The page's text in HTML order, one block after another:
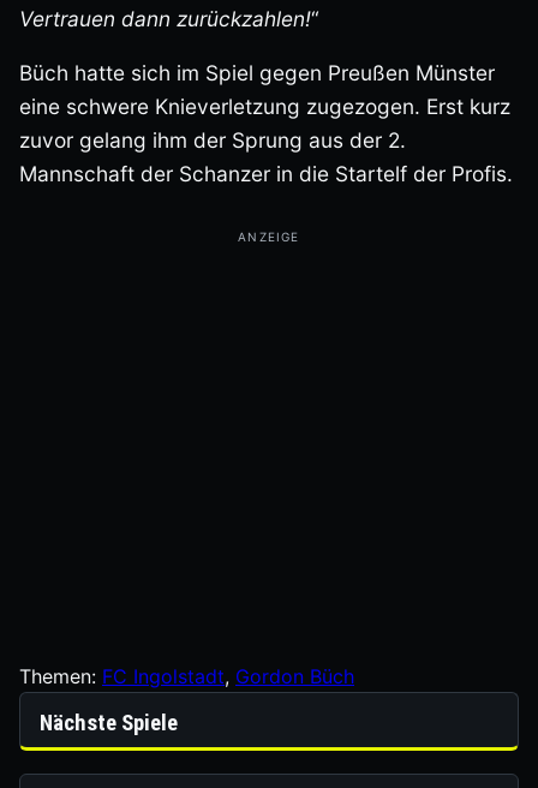
Vertrauen dann zurückzahlen!“
Büch hatte sich im Spiel gegen Preußen Münster
eine schwere Knieverletzung zugezogen. Erst kurz
zuvor gelang ihm der Sprung aus der 2.
Mannschaft der Schanzer in die Startelf der Profis.
Themen: FC Ingolstadt, Gordon Büch
Nächste Spiele